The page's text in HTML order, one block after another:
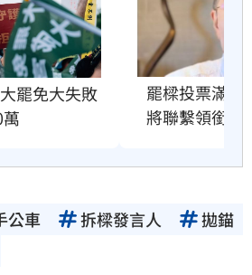
罷免大失敗
罷樑投票滿1
將聯繫領銜人
公車 拆樑發言人
拋錨